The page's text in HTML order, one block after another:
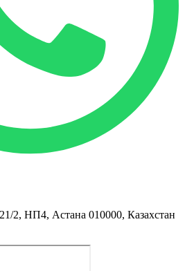
2, НП4, Астана 010000, Казахстан